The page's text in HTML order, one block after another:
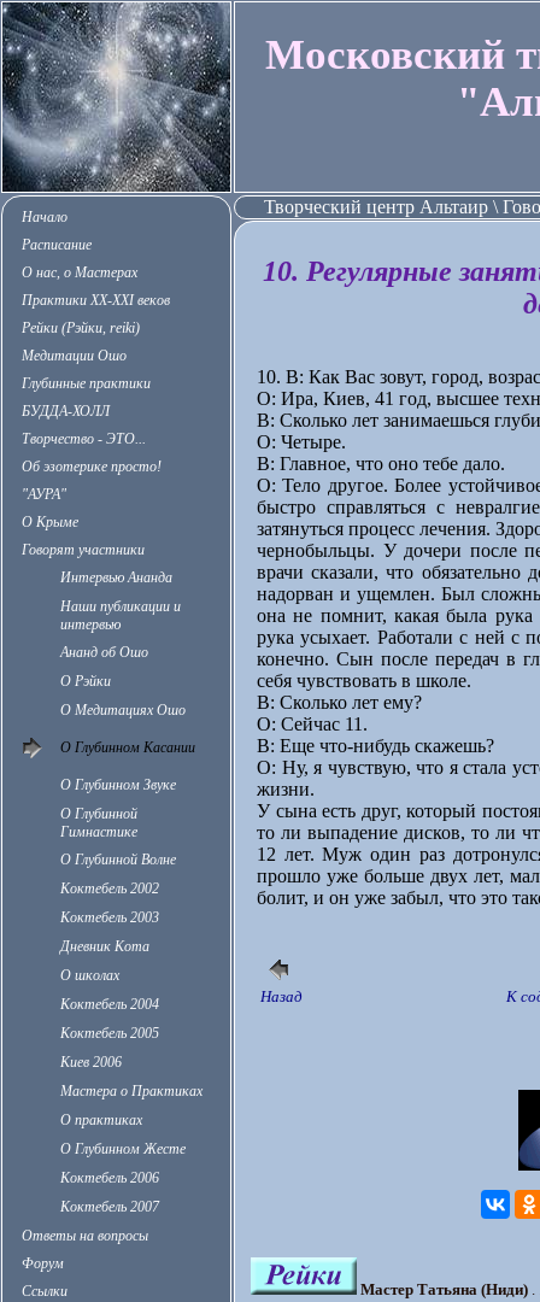
Начало
Расписание
О нас, о Мастерах
Практики XX-XXI веков
Рейки (Рэйки, reiki)
Медитации Ошо
Глубинные практики
БУДДА-ХОЛЛ
Творчество - ЭТО...
Об эзотерике просто!
"АУРА"
О Крыме
Говорят участники
Интервью Ананда
Наши публикации и
интервью
Ананд об Ошо
О Рэйки
О Медитациях Ошо
О Глубинном Касании
О Глубинном Звуке
О Глубинной
Гимнастике
О Глубинной Волне
Коктебель 2002
Коктебель 2003
Дневник Кота
О школах
Коктебель 2004
Коктебель 2005
Киев 2006
Мастера о Практиках
О практиках
О Глубинном Жесте
Коктебель 2006
Коктебель 2007
Ответы на вопросы
Форум
Ссылки
Московский
Творческий центр Альтаир \
10. Регулярные
10. В: Как Вас зовут, город,
О: Ира, Киев, 41 год, высшее
В: Сколько лет занимаешься
О: Четыре.
В: Главное, что оно тебе дало.
О: Тело другое. Более
быстро справляться с
затянуться процесс лечения.
чернобыльцы. У дочери после
врачи сказали, что
надорван и ущемлен. Был
она не помнит, какая была
рука усыхает. Работали с ней
конечно. Сын после передач в
себя чувствовать в школе.
В: Сколько лет ему?
О: Сейчас 11.
В: Еще что-нибудь скажешь?
О: Ну, я чувствую, что я стала
жизни.
У сына есть друг, который
то ли выпадение дисков, то ли
12 лет. Муж один раз
прошло уже больше двух лет,
болит, и он уже забыл, что это
Назад К
Мастер Татьяна (Ниди) .